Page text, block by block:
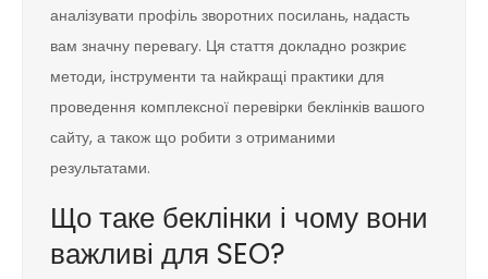
аналізувати профіль зворотних посилань, надасть
вам значну перевагу. Ця стаття докладно розкриє
методи, інструменти та найкращі практики для
проведення комплексної перевірки беклінків вашого
сайту, а також що робити з отриманими
результатами.
Що таке беклінки і чому вони
важливі для SEO?